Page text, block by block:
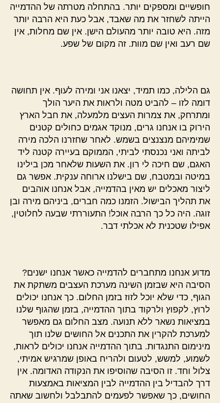
חופשיים ומספקים יותר. בהתחלה מטרתה של ההדמייה
הייתה לשחזר את מה שאבד, אבל כעת היא הרבה יותר
מזה. היא טובה יותר מהעולם הישן. אין שם מחלות, אין
שם רעב ואין שם מוות. זה מקום של שפע.
גם הלילה, כמו תמיד, יצאנו אני ומירה לעוף. אין תחושה
דומה לזו – להביט מטה ולראות את היער הולך
ומתרחק, את צמרות העצים מלמעלה, את חבל הארץ
הירוק בו אנחנו גרים, מנוקד אגמים כחולים קטנים
שמימיהם מנצנצים בשמש. לאחר שחזרנו הלכה מירה
לביתה ואני נכנסתי לביתי, הממוקם בעיירה קטנה ליד
האגם, שם חיכה לי רון. את השעות שלאחר מכן בילינו
במיטה ובמטבח, שם בישלנו ארוחה ענקית. אפשר גם
ליצור מאכלים יש מאין בהדמייה, אבל אנחנו אוהבים
את תהליך הבישול. הזמנו כמה חברים, ביניהם מירה ובן
זוגה. היה כל כך הרבה אוכל! התעוררתי שבעה לחלוטין,
אפילו שטכנית לא אכלתי דבר.
מדוע אנחנו מתחברים להדמייה כאשר אנחנו ישנים?
הסיבה היא שבזמן השינה מערכת העצבים משתקת את
הגוף, כדי שלא יוכל לזוז בזמן החלום. כך אנחנו יכולים
לרוץ, לקפוץ ולרקוד בתוך ההדמייה, בזמן שהגוף שלנו
במציאות נשאר ללא תנועה. מצב החלום גם מאפשר
למערכת להקרין את התכנים אל החושים שלנו תוך
מינימום התנגדות. בתוך ההדמייה אנחנו יכולים לראות,
לשמוע, למשש, לטעום ולהריח באופן שמרגיש אמיתי,
צלול וחד. זו הסיבה שהוסיפו את הנקודה האדומה. אין
דרך להבדיל בין ההדמייה לבין המציאות באמצעות
החושים, כך שאפשר לפעמים להתבלבל ולחשוב שאתה